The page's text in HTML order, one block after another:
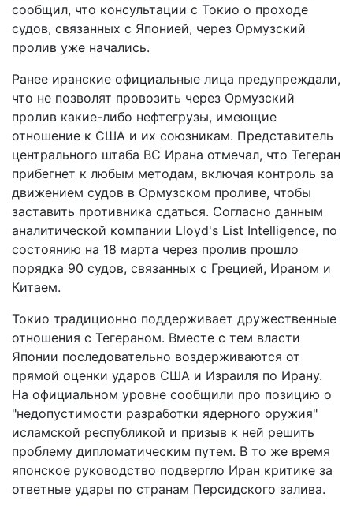
сообщил, что консультации с Токио о проходе
судов, связанных с Японией, через Ормузский
пролив уже начались.
Ранее иранские официальные лица предупреждали,
что не позволят провозить через Ормузский
пролив какие-либо нефтегрузы, имеющие
отношение к США и их союзникам. Представитель
центрального штаба ВС Ирана отмечал, что Тегеран
прибегнет к любым методам, включая контроль за
движением судов в Ормузском проливе, чтобы
заставить противника сдаться. Согласно данным
аналитической компании Lloyd's List Intelligence, по
состоянию на 18 марта через пролив прошло
порядка 90 судов, связанных с Грецией, Ираном и
Китаем.
Токио традиционно поддерживает дружественные
отношения с Тегераном. Вместе с тем власти
Японии последовательно воздерживаются от
прямой оценки ударов США и Израиля по Ирану.
На официальном уровне сообщили про позицию о
"недопустимости разработки ядерного оружия"
исламской республикой и призыв к ней решить
проблему дипломатическим путем. В то же время
японское руководство подвергло Иран критике за
ответные удары по странам Персидского залива.